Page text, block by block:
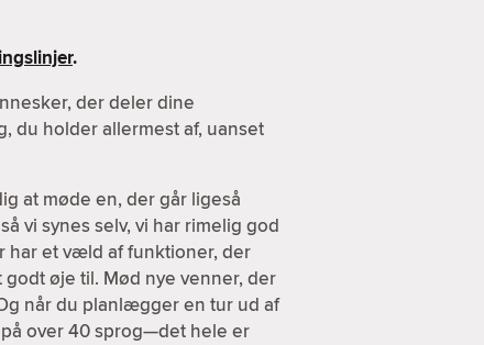
.
der deler dine
du holder allermest af, uanset
at møde en, der går ligeså
vi synes selv, vi har rimelig god
har et væld af funktioner, der
øje til. Mød nye venner, der
når du planlægger en tur ud af
over 40 sprog—det hele er